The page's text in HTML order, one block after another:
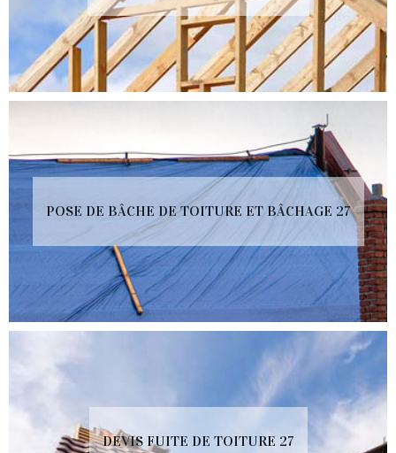
POSE DE BÂCHE DE TOITURE ET BÂCHAGE 27
DEVIS FUITE DE TOITURE 27